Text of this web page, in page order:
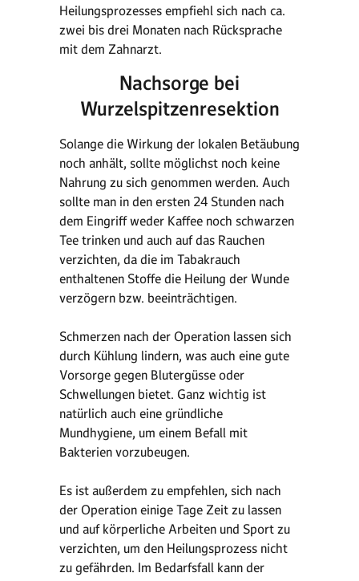
Heilungsprozesses empfiehl sich nach ca.
zwei bis drei Monaten nach Rücksprache
mit dem Zahnarzt.
Nachsorge bei
Wurzelspitzenresektion
Solange die Wirkung der lokalen Betäubung
noch anhält, sollte möglichst noch keine
Nahrung zu sich genommen werden. Auch
sollte man in den ersten 24 Stunden nach
dem Eingriff weder Kaffee noch schwarzen
Tee trinken und auch auf das Rauchen
verzichten, da die im Tabakrauch
enthaltenen Stoffe die Heilung der Wunde
verzögern bzw. beeinträchtigen.
Schmerzen nach der Operation lassen sich
durch Kühlung lindern, was auch eine gute
Vorsorge gegen Blutergüsse oder
Schwellungen bietet. Ganz wichtig ist
natürlich auch eine gründliche
Mundhygiene, um einem Befall mit
Bakterien vorzubeugen.
Es ist außerdem zu empfehlen, sich nach
der Operation einige Tage Zeit zu lassen
und auf körperliche Arbeiten und Sport zu
verzichten, um den Heilungsprozess nicht
zu gefährden. Im Bedarfsfall kann der